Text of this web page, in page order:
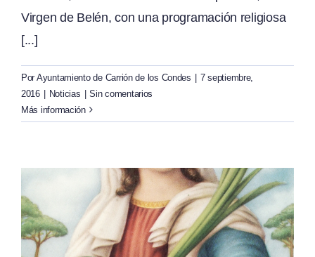
Virgen de Belén, con una programación religiosa
[...]
Por Ayuntamiento de Carrión de los Condes
7 septiembre,
2016
Noticias
Sin comentarios
Más información